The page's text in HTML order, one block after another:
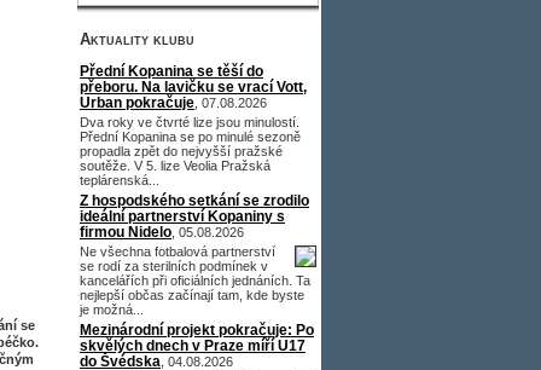
se
Aktuality klubu
Přední Kopanina se těší do
přeboru. Na lavičku se vrací Vott,
Urban pokračuje , 07.08.2026
Dva roky ve čtvrté lize jsou minulostí.
Přední Kopanina se po minulé sezoně
propadla zpět do nejvyšší pražské
soutěže. V 5. lize Veolia Pražská
teplárenská...
Z hospodského setkání se zrodilo
ideální partnerství Kopaniny s
firmou Nidelo , 05.08.2026
Ne všechna fotbalová partnerství
se rodí za sterilních podmínek v
kancelářích při oficiálních jednáních. Ta
nejlepší občas začínají tam, kde byste
je možná...
Mezinárodní projekt pokračuje: Po
skvělých dnech v Praze míří U17
do Švédska , 04.08.2026